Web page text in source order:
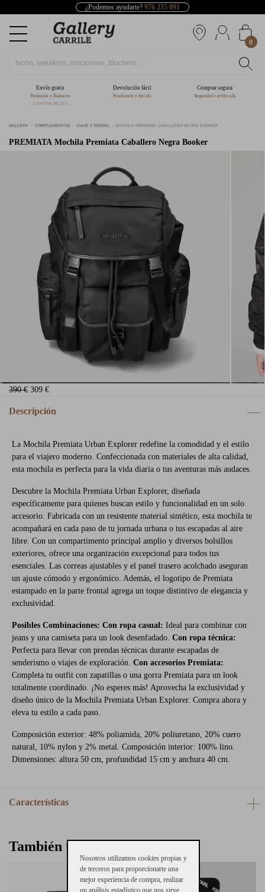
¿Podemos ayudarte? 976 235 091
0
Envío gratis
Península y Baleares
A PARTIR DE 39 €
Devolución fácil
Pruébatelo y decide
Comprar segura
Seguridad certificada
GALLERY COMPLEMENTOS VIAJE Y DIGITAL MOCHILA PREMIATA CABALLERO NEGRA BOOKER
PREMIATA Mochila Premiata Caballero Negra Booker
390 € 309 €
Descripción
La Mochila Premiata Urban Explorer redefine la comodidad y el estilo
para el viajero moderno. Confeccionada con materiales de alta calidad,
esta mochila es perfecta para la vida diaria o tus aventuras más audaces.
Descubre la Mochila Premiata Urban Explorer, diseñada
específicamente para quienes buscan estilo y funcionalidad en un solo
accesorio. Fabricada con un resistente material sintético, esta mochila te
acompañará en cada paso de tu jornada urbana o tus escapadas al aire
libre. Con un compartimento principal amplio y diversos bolsillos
exteriores, ofrece una organización excepcional para todos tus
esenciales. Las correas ajustables y el panel trasero acolchado aseguran
un ajuste cómodo y ergonómico. Además, el logotipo de Premiata
estampado en la parte frontal agrega un toque distintivo de elegancia y
exclusividad.
Posibles Combinaciones: Con ropa casual: Ideal para combinar con
jeans y una camiseta para un look desenfadado. Con ropa técnica:
Perfecta para llevar con prendas técnicas durante escapadas de
senderismo o viajes de exploración. Con accesorios Premiata:
Completa tu outfit con zapatillas o una gorra Premiata para un look
totalmente coordinado. ¡No esperes más! Aprovecha la exclusividad y
diseño único de la Mochila Premiata Urban Explorer. Compra ahora y
eleva tu estilo a cada paso.
Composición exterior: 48% poliamida, 20% poliuretano, 20% cuero
natural, 10% nylon y 2% metal. Composición interior: 100% lino.
Dimensiones: altura 50 cm, profundidad 15 cm y anchura 40 cm.
Características
También te puede interesar
Nosotros utilizamos cookies propias y
de terceros para proporcionarte una
mejor experiencia de compra, realizar
un análisis estadístico que nos sirve